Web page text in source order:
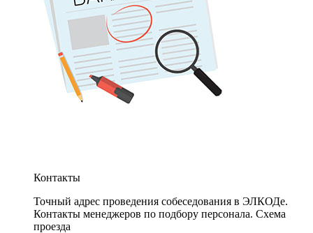
Контакты
Точный адрес проведения собеседования в ЭЛКОДе.
Контакты менеджеров по подбору персонала. Схема
проезда